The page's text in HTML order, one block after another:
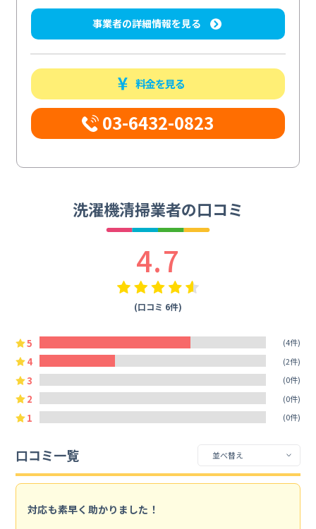
事業者の詳細情報を見る
料金を見る
03-6432-0823
洗濯機清掃業者の口コミ
4.7
(口コミ 6件)
5 (4件)
4 (2件)
3 (0件)
2 (0件)
1 (0件)
口コミ一覧
対応も素早く助かりました！